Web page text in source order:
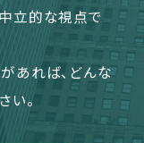
立的な視点で
あれば、どんな
い。